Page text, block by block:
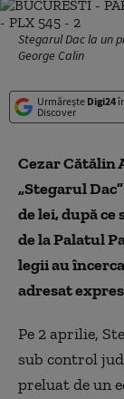
Stegarul Dac la un
George Calin
Urmărește Digi24
Discover
Cezar Cătălin
„Stegarul
de lei, după
de la Palatul
legii au
adresat
Pe 2 aprilie,
sub control
preluat de un